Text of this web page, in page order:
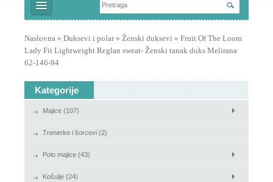
Trenerke i šorcevi
Košulje
Naslovna » Duksevi i polar» Ženski duksevi » Fruit Of The Loom
Lady Fit Lightweight Reglan sweat- Ženski tanak duks Melirana
62-146-94
Kategorije
Majice (107)
Trenerke i šorcevi (2)
Polo majice (43)
Košulje (24)